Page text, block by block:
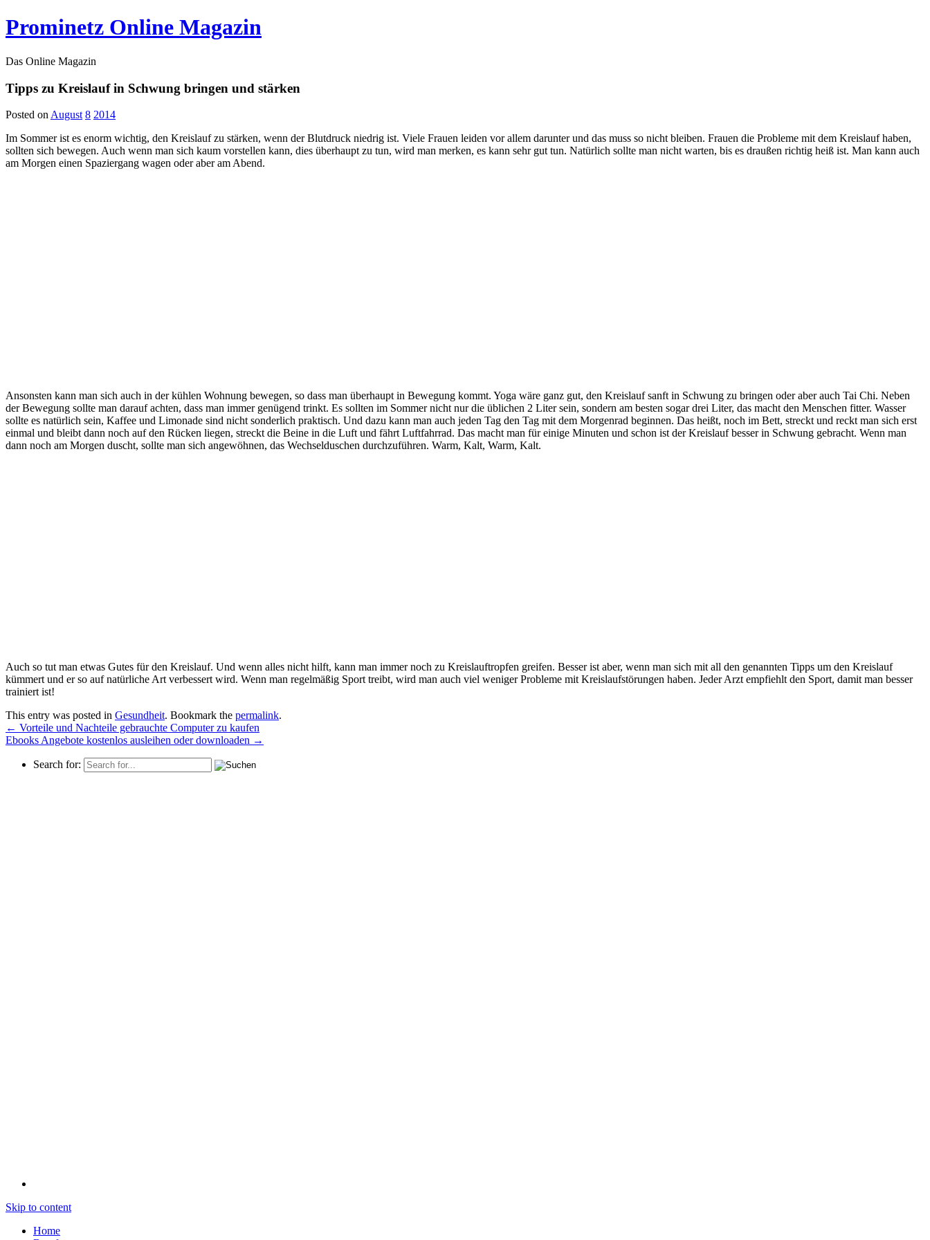
Prominetz Online Magazin
Das Online Magazin
Tipps zu Kreislauf in Schwung bringen und stärken
Posted on August 8 2014
Im Sommer ist es enorm wichtig, den Kreislauf zu stärken, wenn der Blutdruck niedrig ist. Viele Frauen leiden vor allem darunter und das muss so nicht bleiben. Frauen die Probleme mit dem Kreislauf haben,
sollten sich bewegen. Auch wenn man sich kaum vorstellen kann, dies überhaupt zu tun, wird man merken, es kann sehr gut tun. Natürlich sollte man nicht warten, bis es draußen richtig heiß ist. Man kann auch
am Morgen einen Spaziergang wagen oder aber am Abend.
Ansonsten kann man sich auch in der kühlen Wohnung bewegen, so dass man überhaupt in Bewegung kommt. Yoga wäre ganz gut, den Kreislauf sanft in Schwung zu bringen oder aber auch Tai Chi. Neben
der Bewegung sollte man darauf achten, dass man immer genügend trinkt. Es sollten im Sommer nicht nur die üblichen 2 Liter sein, sondern am besten sogar drei Liter, das macht den Menschen fitter. Wasser
sollte es natürlich sein, Kaffee und Limonade sind nicht sonderlich praktisch. Und dazu kann man auch jeden Tag den Tag mit dem Morgenrad beginnen. Das heißt, noch im Bett, streckt und reckt man sich erst
einmal und bleibt dann noch auf den Rücken liegen, streckt die Beine in die Luft und fährt Luftfahrrad. Das macht man für einige Minuten und schon ist der Kreislauf besser in Schwung gebracht. Wenn man
dann noch am Morgen duscht, sollte man sich angewöhnen, das Wechselduschen durchzuführen. Warm, Kalt, Warm, Kalt.
Auch so tut man etwas Gutes für den Kreislauf. Und wenn alles nicht hilft, kann man immer noch zu Kreislauftropfen greifen. Besser ist aber, wenn man sich mit all den genannten Tipps um den Kreislauf
kümmert und er so auf natürliche Art verbessert wird. Wenn man regelmäßig Sport treibt, wird man auch viel weniger Probleme mit Kreislaufstörungen haben. Jeder Arzt empfiehlt den Sport, damit man besser
trainiert ist!
This entry was posted in Gesundheit. Bookmark the permalink.
← Vorteile und Nachteile gebrauchte Computer zu kaufen
Ebooks Angebote kostenlos ausleihen oder downloaden →
Search for:
Skip to content
Home